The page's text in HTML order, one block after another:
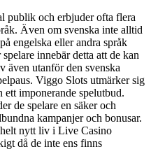
publik och erbjuder ofta flera
Även om svenska inte alltid
engelska eller andra språk
innebär detta att de kan
även utanför den svenska
Viggo Slots utmärker sig
imponerande spelutbud.
de spelare en säker och
kampanjer och bonusar.
nytt liv i Live Casino
då de inte ens finns